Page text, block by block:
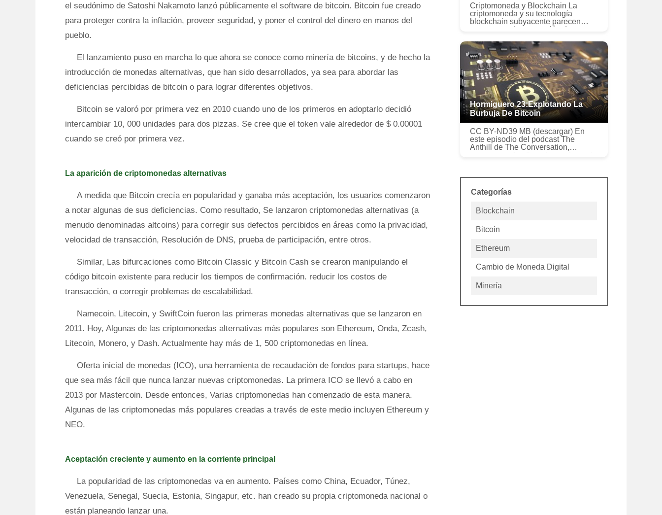
el seudónimo de Satoshi Nakamoto lanzó públicamente el software de bitcoin. Bitcoin fue creado
para proteger contra la inflación, proveer seguridad, y poner el control del dinero en manos del
pueblo.
El lanzamiento puso en marcha lo que ahora se conoce como minería de bitcoins, y de hecho la
introducción de monedas alternativas, que han sido desarrollados, ya sea para abordar las
deficiencias percibidas de bitcoin o para lograr diferentes objetivos.
Bitcoin se valoró por primera vez en 2010 cuando uno de los primeros en adoptarlo decidió
intercambiar 10, 000 unidades para dos pizzas. Se cree que el token vale alrededor de $ 0.00001
cuando se creó por primera vez.
La aparición de criptomonedas alternativas
A medida que Bitcoin crecía en popularidad y ganaba más aceptación, los usuarios comenzaron
a notar algunas de sus deficiencias. Como resultado, Se lanzaron criptomonedas alternativas (a
menudo denominadas altcoins) para corregir sus defectos percibidos en áreas como la privacidad,
velocidad de transacción, Resolución de DNS, prueba de participación, entre otros.
Similar, Las bifurcaciones como Bitcoin Classic y Bitcoin Cash se crearon manipulando el
código bitcoin existente para reducir los tiempos de confirmación. reducir los costos de
transacción, o corregir problemas de escalabilidad.
Namecoin, Litecoin, y SwiftCoin fueron las primeras monedas alternativas que se lanzaron en
2011. Hoy, Algunas de las criptomonedas alternativas más populares son Ethereum, Onda, Zcash,
Litecoin, Monero, y Dash. Actualmente hay más de 1, 500 criptomonedas en línea.
Oferta inicial de monedas (ICO), una herramienta de recaudación de fondos para startups, hace
que sea más fácil que nunca lanzar nuevas criptomonedas. La primera ICO se llevó a cabo en
2013 por Mastercoin. Desde entonces, Varias criptomonedas han comenzado de esta manera.
Algunas de las criptomonedas más populares creadas a través de este medio incluyen Ethereum y
NEO.
Aceptación creciente y aumento en la corriente principal
La popularidad de las criptomonedas va en aumento. Países como China, Ecuador, Túnez,
Venezuela, Senegal, Suecia, Estonia, Singapur, etc. han creado su propia criptomoneda nacional o
están planeando lanzar una.
Criptomoneda y Blockchain La
criptomoneda y su tecnología
blockchain subyacente parecen
estar ganando aceptación de
muchos sectores que buscan
velocidad. tarifas bajas, y...
Hormiguero 23:Explotando La
Burbuja De Bitcoin
CC BY-ND39 MB (descargar) En
este episodio del podcast The
Anthill de The Conversation,
estamos profundizando en el mundo
lanzamiento...
Categorías
Blockchain
Bitcoin
Ethereum
Cambio de Moneda Digital
Minería